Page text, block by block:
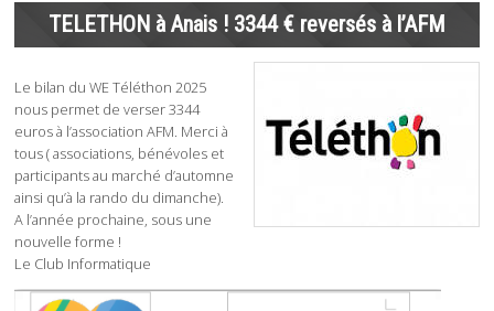
TELETHON à Anais ! 3344 € reversés à l’AFM
Le bilan du WE Téléthon 2025
nous permet de verser 3344
euros à l’association AFM. Merci à
tous ( associations, bénévoles et
participants au marché d’automne
ainsi qu’à la rando du dimanche).
A l’année prochaine, sous une
nouvelle forme !
Le Club Informatique